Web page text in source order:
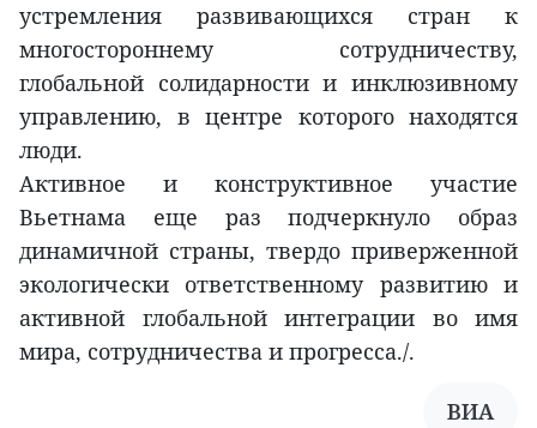
устремления развивающихся стран к
многостороннему сотрудничеству,
глобальной солидарности и инклюзивному
управлению, в центре которого находятся
люди.
Активное и конструктивное участие
Вьетнама еще раз подчеркнуло образ
динамичной страны, твердо приверженной
экологически ответственному развитию и
активной глобальной интеграции во имя
мира, сотрудничества и прогресса./.
ВИА